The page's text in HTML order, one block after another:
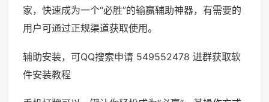
家，快速成为一个“必胜”的输赢辅助神器，有需要的
用户可通过正规渠道获取使用。
辅助安装，可QQ搜索申请 549552478 进群获取软
件安装教程